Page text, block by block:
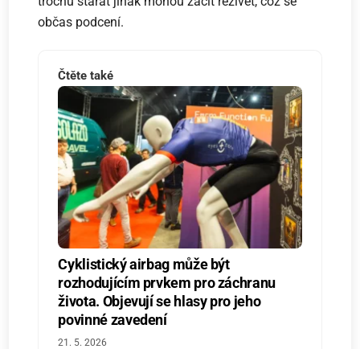
občas podcení.
Čtěte také
Cyklistický airbag může být
rozhodujícím prvkem pro záchranu
života. Objevují se hlasy pro jeho
povinné zavedení
21. 5. 2026